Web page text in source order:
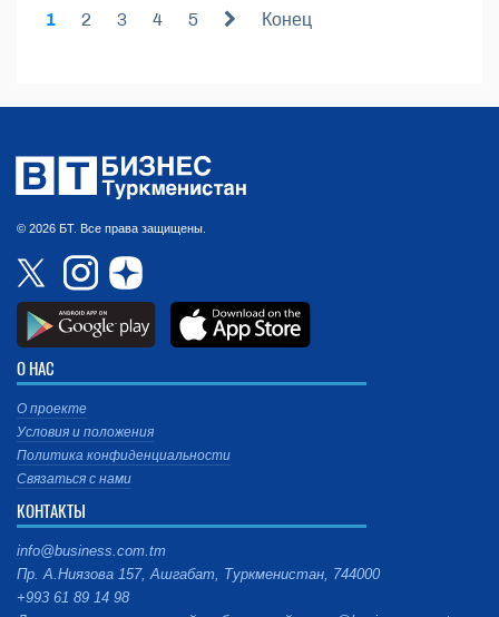
1 2 3 4 5 Конец
© 2026 БТ. Все права защищены.
О НАС
О проекте
Условия и положения
Политика конфиденциальности
Связаться с нами
КОНТАКТЫ
info@business.com.tm
Пр. А.Ниязова 157, Ашгабат, Туркменистан, 744000
+993 61 89 14 98